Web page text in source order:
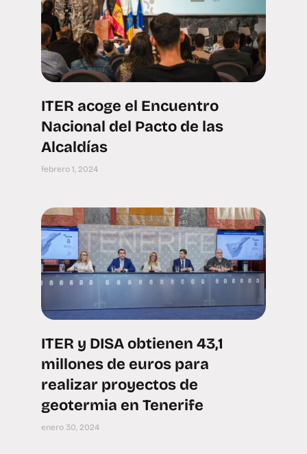
ITER acoge el Encuentro
Nacional del Pacto de las
Alcaldías
febrero 1, 2024
ITER y DISA obtienen 43,1
millones de euros para
realizar proyectos de
geotermia en Tenerife
enero 30, 2024